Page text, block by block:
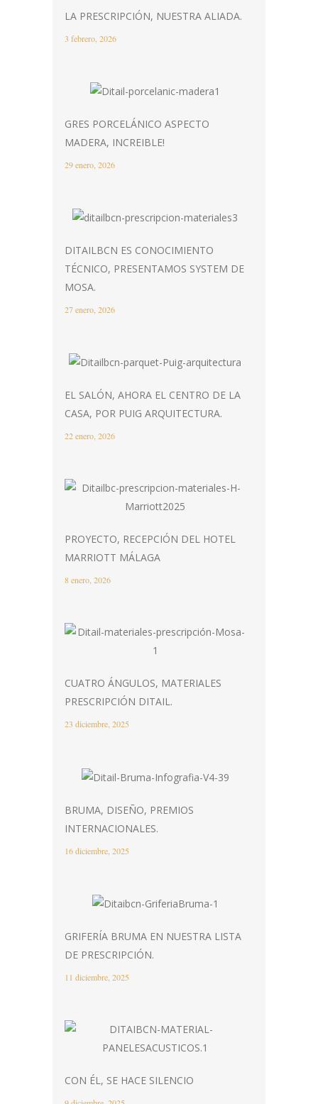
LA PRESCRIPCIÓN, NUESTRA ALIADA.
3 febrero, 2026
GRES PORCELÁNICO ASPECTO
MADERA, INCREIBLE!
29 enero, 2026
DITAILBCN ES CONOCIMIENTO
TÉCNICO, PRESENTAMOS SYSTEM DE
MOSA.
27 enero, 2026
EL SALÓN, AHORA EL CENTRO DE LA
CASA, POR PUIG ARQUITECTURA.
22 enero, 2026
PROYECTO, RECEPCIÓN DEL HOTEL
MARRIOTT MÁLAGA
8 enero, 2026
CUATRO ÁNGULOS, MATERIALES
PRESCRIPCIÓN DITAIL.
23 diciembre, 2025
BRUMA, DISEÑO, PREMIOS
INTERNACIONALES.
16 diciembre, 2025
GRIFERÍA BRUMA EN NUESTRA LISTA
DE PRESCRIPCIÓN.
11 diciembre, 2025
CON ÉL, SE HACE SILENCIO